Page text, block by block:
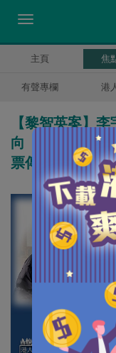
主頁 焦
有聲專欄 港
【黎智英案】
向《日經》墊付
票傳予周庭